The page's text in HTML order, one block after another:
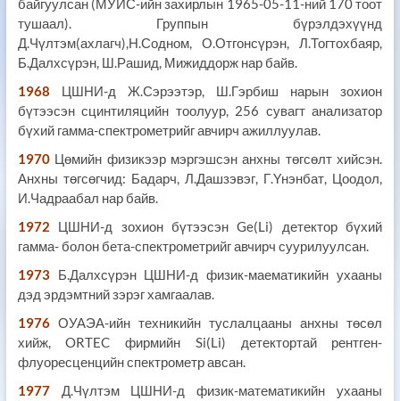
байгуулсан (МУИС-ийн захирлын 1965-05-11-ний 170 тоот
тушаал). Группын бүрэлдэхүүнд
Д.Чүлтэм(ахлагч),Н.Содном, О.Отгонсүрэн, Л.Тогтохбаяр,
Б.Далхсүрэн, Ш.Рашид, Мижиддорж нар байв.
1968 ЦШНИ-д Ж.Сэрээтэр, Ш.Гэрбиш нарын зохион
бүтээсэн сцинтиляцийн тоолуур, 256 сувагт анализатор
бүхий гамма-спектрометрийг авчирч ажиллуулав.
1970Цөмийн физикээр мэргэшсэн анхны төгсөлт хийсэн.
Анхны төгсөгчид: Бадарч, Л.Дашзэвэг, Г.Yнэнбат, Цоодол,
И.Чадраабал нар байв.
1972 ЦШНИ-д зохион бүтээсэн Ge(Li) детектор бүхий
гамма- болон бета-спектрометрийг авчирч суурилуулсан.
1973Б.Далхсүрэн ЦШНИ-д физик-маематикийн ухааны
дэд эрдэмтний зэрэг хамгаалав.
1976ОУАЭА-ийн техникийн туслалцааны анхны төсөл
хийж, ORTEC фирмийн Si(Li) детектортай рентген-
флуоресценцийн спектрометр авсан.
1977Д.Чүлтэм ЦШНИ-д физик-математикийн ухааны